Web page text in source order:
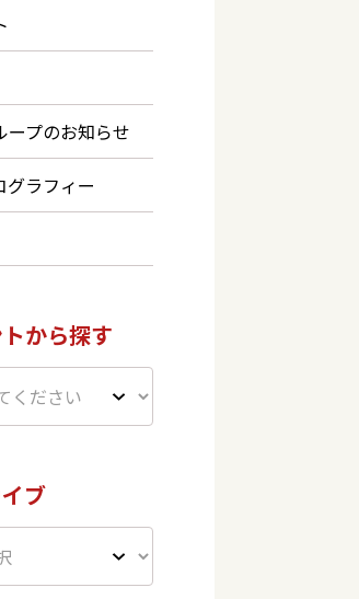
ープのお知らせ
グラフィー
から探す
ブ